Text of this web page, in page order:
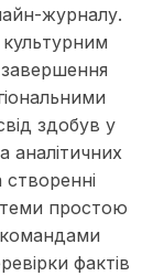
журналу.
культурним
завершення
здобув у
аналітичних
простою
фактів